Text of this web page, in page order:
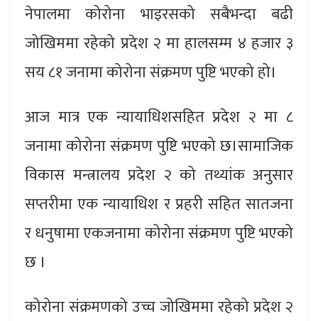
नेपालमा कोरोना भाइरसको सबैभन्दा बढी
जोखिममा रहेको प्रदेश २ मा हालसम्म ४ हजार ३
सय ८१ जनामा कोरोना संक्रमण पुष्टि भएको हो।
आज मात्र एक न्यायाधिशसहित प्रदेश २ मा ८
जनामा कोरोना संक्रमण पुष्टि भएको छ।सामाजिक
विकास मन्त्रालय प्रदेश २ को तथ्यांक अनुसार
सप्तरीमा एक न्यायाधिश र प्रहरी सहित सातजना
र धनुषामा एकजनामा कोरोना संक्रमण पुष्टि भएको
छ ।
कोरोना संक्रमणको उच्च जोखिममा रहेको प्रदेश २